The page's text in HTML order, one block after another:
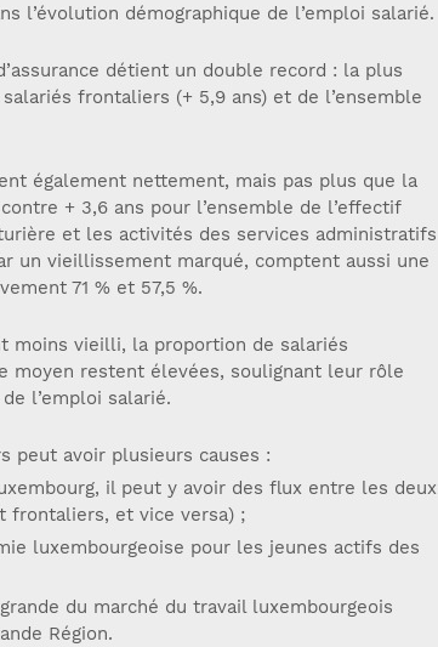
l’évolution démographique de l’emploi salarié.
détient un double record : la plus
frontaliers (+ 5,9 ans) et de l’ensemble
également nettement, mais pas plus que la
+ 3,6 ans pour l’ensemble de l’effectif
et les activités des services administratifs
un vieillissement marqué, comptent aussi une
71 % et 57,5 %.
moins vieilli, la proportion de salariés
moyen restent élevées, soulignant leur rôle
l’emploi salarié.
peut avoir plusieurs causes :
il peut y avoir des flux entre les deux
frontaliers, et vice versa) ;
luxembourgeoise pour les jeunes actifs des
du marché du travail luxembourgeois
Région.